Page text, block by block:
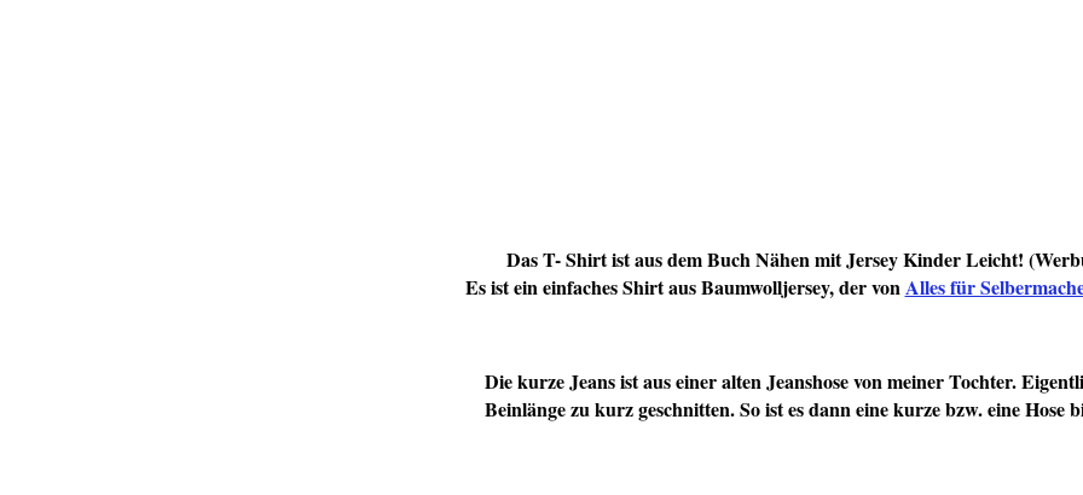
Das T- Shirt ist aus dem Buch Nähen mit Jersey Kinder Leicht!
Es ist ein einfaches Shirt aus Baumwolljersey, der vonAlles für
Die kurze Jeans ist aus einer alten Jeanshose von meiner Tochter.
Beinlänge zu kurz geschnitten. So ist es dann eine kurze bzw. eine Hose